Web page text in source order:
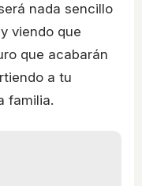
nada sencillo
viendo que
que acabarán
a tu
familia.